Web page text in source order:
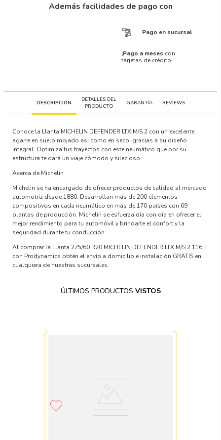
Además facilidades de pago con
Pago en sucursal
¡Pago a meses con
tarjetas de crédito!
DESCRIPCIÓN
DETALLES DEL
PRODUCTO
GARANTÍA REVIEWS
Conoce la Llanta MICHELIN DEFENDER LTX M/S 2 con un excelente
agarre en suelo mojado asi como en seco, gracias a su diseño
integral. Optimiza tus trayectos con este neumático que por su
estructura te dará un viaje cómodo y silecioso.
Acerca de Michelin
Michelin se ha encargado de ofrecer productos de calidad al mercado
automotriz desde 1880. Desarrollan más de 200 elementos
compositivos en cada neumático en más de 170 países con 69
plantas de producción. Michelin se esfuerza día con día en ofrecer el
mejor rendimiento para tu automóvil y brindarte el confort y la
seguridad durante tu conducción.
Al comprar la Llanta 275/60 R20 MICHELIN DEFENDER LTX M/S 2 116H
con Prodynamics obtén el envío a domicilio e instalación GRATIS en
cualquiera de nuestras sucursales.
ÚLTIMOS PRODUCTOS VISTOS